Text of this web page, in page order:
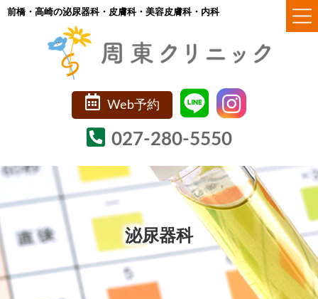
コ
ッ
ナ
移
前橋・高崎の泌尿器科・皮膚科・美容皮膚科・内科
Web予約
027-280-5550
泌尿器科